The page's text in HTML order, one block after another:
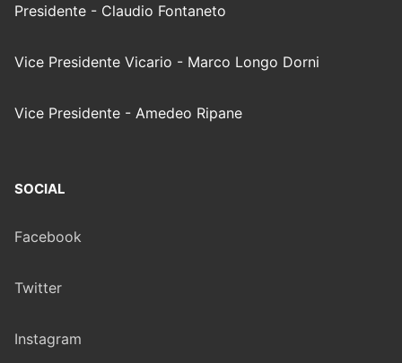
Presidente - Claudio Fontaneto
Vice Presidente Vicario - Marco Longo Dorni
Vice Presidente - Amedeo Ripane
SOCIAL
Facebook
Twitter
Instagram